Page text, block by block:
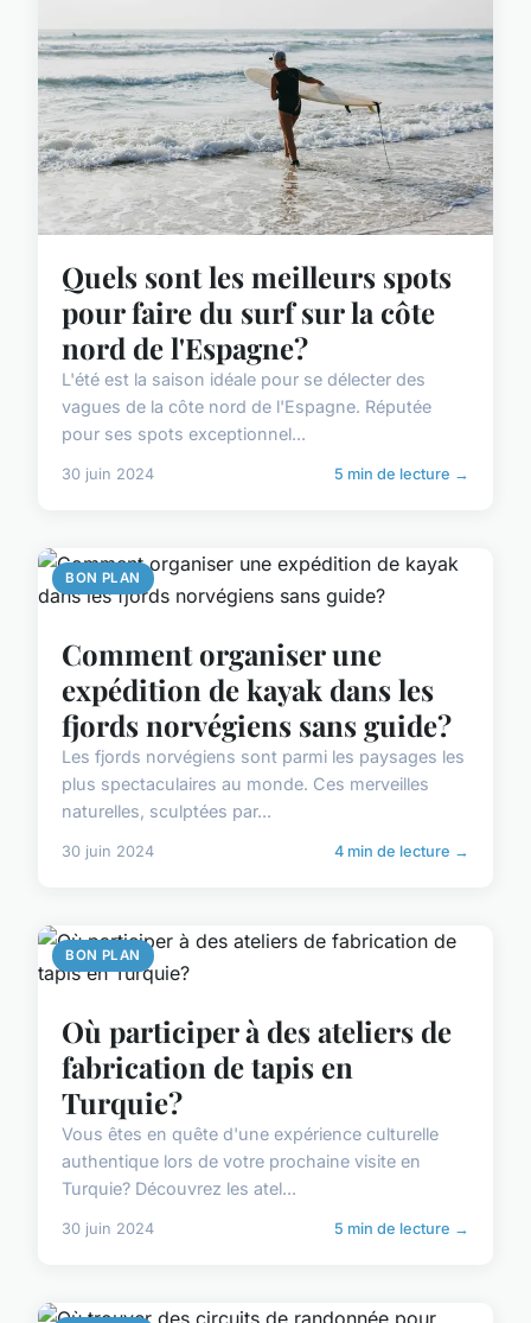
Quels sont les meilleurs spots
pour faire du surf sur la côte
nord de l'Espagne?
L'été est la saison idéale pour se délecter des
vagues de la côte nord de l'Espagne. Réputée
pour ses spots exceptionnel...
30 juin 2024 5 min de lecture →
BON PLAN
Comment organiser une
expédition de kayak dans les
fjords norvégiens sans guide?
Les fjords norvégiens sont parmi les paysages les
plus spectaculaires au monde. Ces merveilles
naturelles, sculptées par...
30 juin 2024 4 min de lecture →
BON PLAN
Où participer à des ateliers de
fabrication de tapis en
Turquie?
Vous êtes en quête d'une expérience culturelle
authentique lors de votre prochaine visite en
Turquie? Découvrez les atel...
30 juin 2024 5 min de lecture →